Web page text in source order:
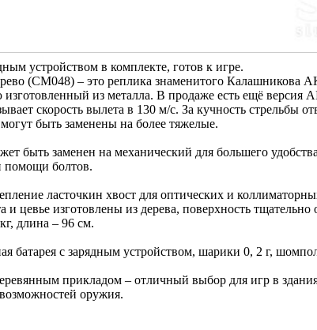
устройством в комплекте, гoтов к игре.
(CM048) – это реплика знаменитого Калашникова
изготовленный из металла. В продаже есть ещё версия
скорость вылета в 130 м/с. За кучность стрельбы
быть заменены на более тяжелые.
быть заменен на механический для большего
помощи болтов.
ласточкин хвост для оптических и
и цевье изготовлены из дерева, поверхность
длина – 96 см.
батарея с зарядным устройством, шарики 0, 2 г,
прикладом – отличный выбор для игр в
оружия.